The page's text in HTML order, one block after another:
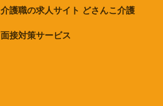
介護職の求人サイト どさんこ介護
面接対策サービス